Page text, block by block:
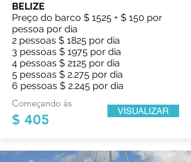
BELIZE
Preço do barco $ 1525 + $ 150 por
pessoa por dia
2 pessoas $ 1825 por dia
3 pessoas $ 1975 por dia
4 pessoas $ 2125 por dia
5 pessoas $ 2.275 por dia
6 pessoas $ 2.245 por dia
Começando às
$ 405
VISUALIZAR